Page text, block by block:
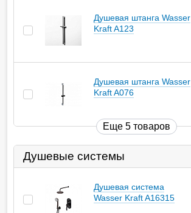
Душевая штанга Wasser
Kraft A123
Душевая штанга Wasser
Kraft A076
Еще 5 товаров
Душевые системы
Душевая система
Wasser Kraft A16315